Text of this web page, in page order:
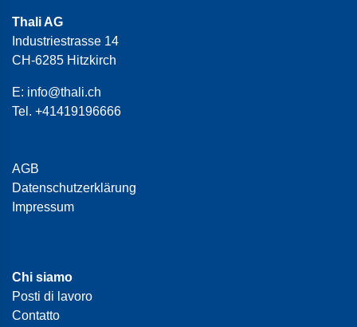
Thali AG
Industriestrasse 14
CH-6285 Hitzkirch
E: info@thali.ch
Tel. +41419196666
AGB
Datenschutzerklärung
Impressum
Chi siamo
Posti di lavoro
Contatto